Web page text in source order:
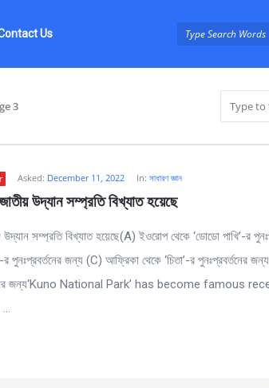
Us
3
Asked: December 11, 2022 In: সাধারণ জ্ঞান
উদ্যান সম্প্রতি বিখ্যাত হয়েছে
সম্প্রতি বিখ্যাত হয়েছে(A) ইওরোপ থেকে ‘ডোডো পাখি’-র
র পুনঃপ্রবর্তনের জন্য (C) আফ্রিকা থেকে ‘চিতা’-র পুনঃপ্রবর্তনের
জন্য‘Kuno National Park’ has become famous